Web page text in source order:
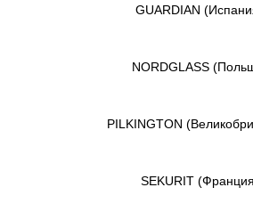
GUARDIAN
NORDGLASS
PILKINGTON
SEKURIT